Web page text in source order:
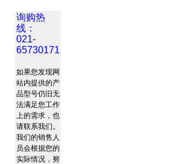
询购热
线：
021-
65730171
如果您发现网
站内提供的产
品型号仍旧无
法满足您工作
上的需求，也
请联系我们。
我们的销售人
员会根据您的
实际情况，努